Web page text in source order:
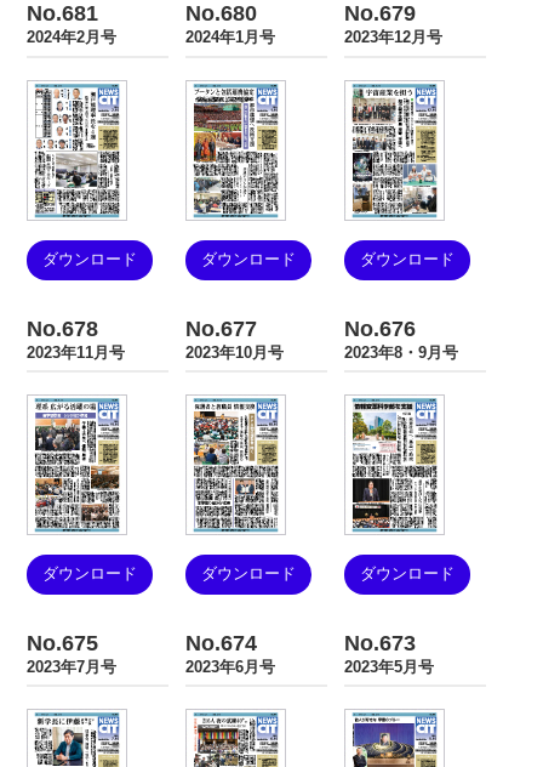
No.681
2024年2月号
ダウンロード
No.680
2024年1月号
ダウンロード
No.679
2023年12月号
ダウンロード
No.678
2023年11月号
ダウンロード
No.677
2023年10月号
ダウンロード
No.676
2023年8・9月号
ダウンロード
No.675
2023年7月号
No.674
2023年6月号
No.673
2023年5月号